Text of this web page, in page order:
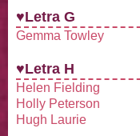
♥Letra G
Gemma Towley
♥Letra H
Helen Fielding
Holly Peterson
Hugh Laurie